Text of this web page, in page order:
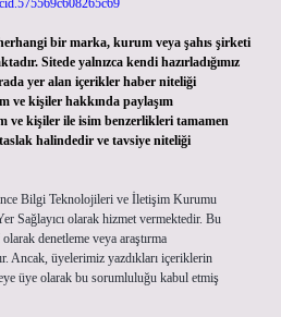
bir marka, kurum veya şahıs şirketi
Sitede yalnızca kendi hazırladığımız
yer alan içerikler haber niteliği
ve kişiler hakkında paylaşım
ve kişiler ile isim benzerlikleri tamamen
halindedir ve tavsiye niteliği
Bilgi Teknolojileri ve İletişim Kurumu
Sağlayıcı olarak hizmet vermektedir. Bu
denetleme veya araştırma
Ancak, üyelerimiz yazdıkları içeriklerin
üye olarak bu sorumluluğu kabul etmiş